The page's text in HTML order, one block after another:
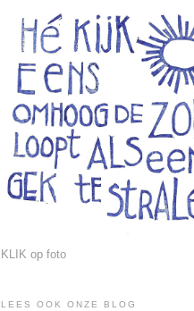
KLIK op foto
LEES OOK ONZE BLOG